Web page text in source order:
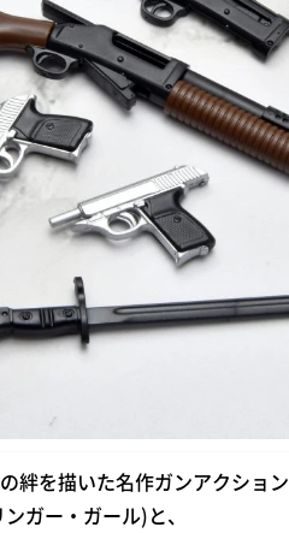
絆を描いた名作ガンアクション
ガー・ガール)と、